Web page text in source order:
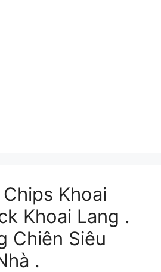
Khoai
Khoai Lang .
Chiên Siêu
.